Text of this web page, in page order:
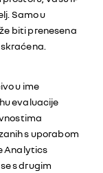
Samo u
biti prenesena
u ime
evaluacije
s uporabom
Analytics
s drugim